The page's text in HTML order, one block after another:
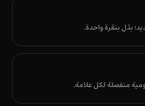
بدّل بنقرة واحدة.
منفصلة لكل علامة.